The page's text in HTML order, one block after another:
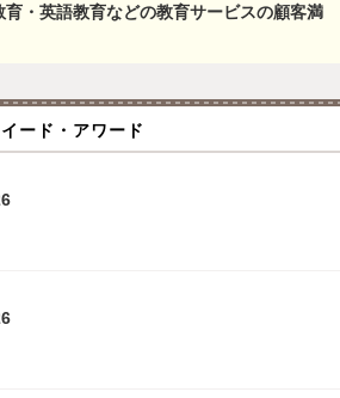
育・英語教育などの教育サービスの顧客満
イード・アワード